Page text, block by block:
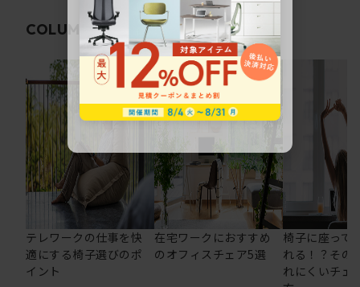
COLUMN 関連コラム
テレワークの仕事を快
適にする椅子選びのポ
イント
在宅ワークにおすすめ
のオフィスチェア5選
椅子に座って
れる！？その
れにくいチェ